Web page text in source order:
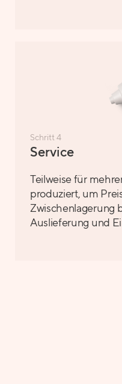
Schritt 4
Service
Teilweise für
produziert, um
Zwischenlagerung
Auslieferung und